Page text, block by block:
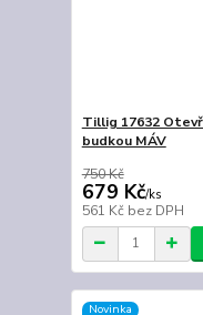
Tillig 17632
budkou MÁV
750 Kč
679 Kč/ks
561 Kč bez DPH
Novinka